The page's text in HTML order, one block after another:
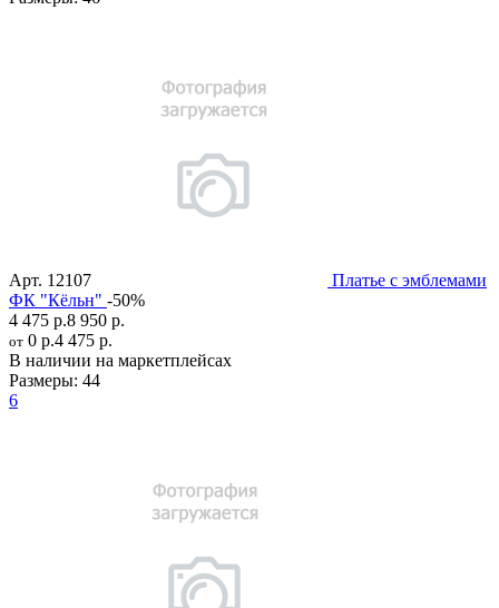
Арт. 12107
Платье с эмблемами
ФК "Кёльн" -50%
4 475 р.8 950 р.
от 0 р.4 475 р.
В наличии на маркетплейсах
Размеры: 44
6